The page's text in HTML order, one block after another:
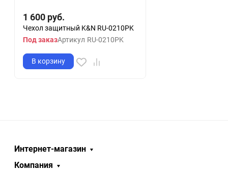
1 600 руб.
Чехол защитный K&N RU-0210PK
Под заказАртикул RU-0210PK
В корзину
Интернет-магазин
Компания